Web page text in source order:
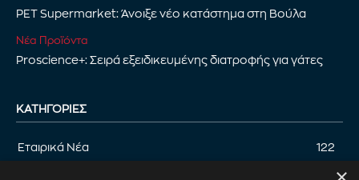
PET Supermarket: Άνοιξε νέο κατάστημα στη Βούλα
Νέα Προϊόντα
Proscience+: Σειρά εξειδικευμένης διατροφής για γάτες
ΚΑΤΗΓΟΡΊΕΣ
Εταιρικά Νέα 122